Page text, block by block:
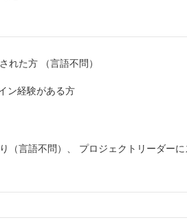
れた方 （言語不問）
ン経験がある方
（言語不問）、 プロジェクトリーダー